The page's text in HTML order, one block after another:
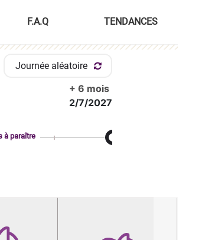
F.A.Q TENDANCES
Journée aléatoire
+ 6 mois
2/7/2027
à paraître